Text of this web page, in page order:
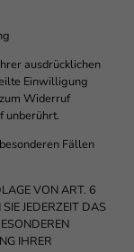
ausdrücklichen
Einwilligung
Widerruf
unberührt.
Fällen
VON ART. 6
JEDERZEIT DAS
IHRER